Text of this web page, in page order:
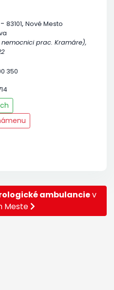
- 83101, Nové Mesto
nemocnici prac. Kramáre),
350
ambulanciev
Meste